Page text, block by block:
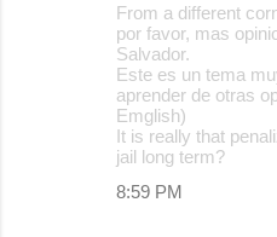
From a different
por favor, mas
Salvador.
Este es un tema
aprender de otras
Emglish)
It is really that
jail long term?
8:59 PM